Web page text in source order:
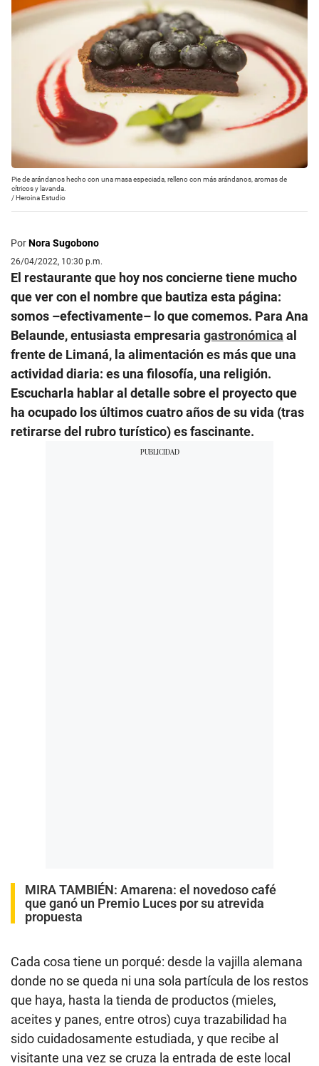
Pie de arándanos hecho con una masa especiada, relleno con más arándanos, aromas de
cítricos y lavanda.
/Heroina Estudio
PorNora Sugobono
26/04/2022, 10:30 p.m.
El restaurante que hoy nos concierne tiene mucho
que ver con el nombre que bautiza esta página:
somos –efectivamente– lo que comemos. Para Ana
Belaunde, entusiasta empresaria gastronómica al
frente de Limaná, la alimentación es más que una
actividad diaria: es una filosofía, una religión.
Escucharla hablar al detalle sobre el proyecto que
ha ocupado los últimos cuatro años de su vida (tras
retirarse del rubro turístico) es fascinante.
MIRA TAMBIÉN: Amarena: el novedoso café
que ganó un Premio Luces por su atrevida
propuesta
Cada cosa tiene un porqué: desde la vajilla alemana
donde no se queda ni una sola partícula de los restos
que haya, hasta la tienda de productos (mieles,
aceites y panes, entre otros) cuya trazabilidad ha
sido cuidadosamente estudiada, y que recibe al
visitante una vez se cruza la entrada de este local